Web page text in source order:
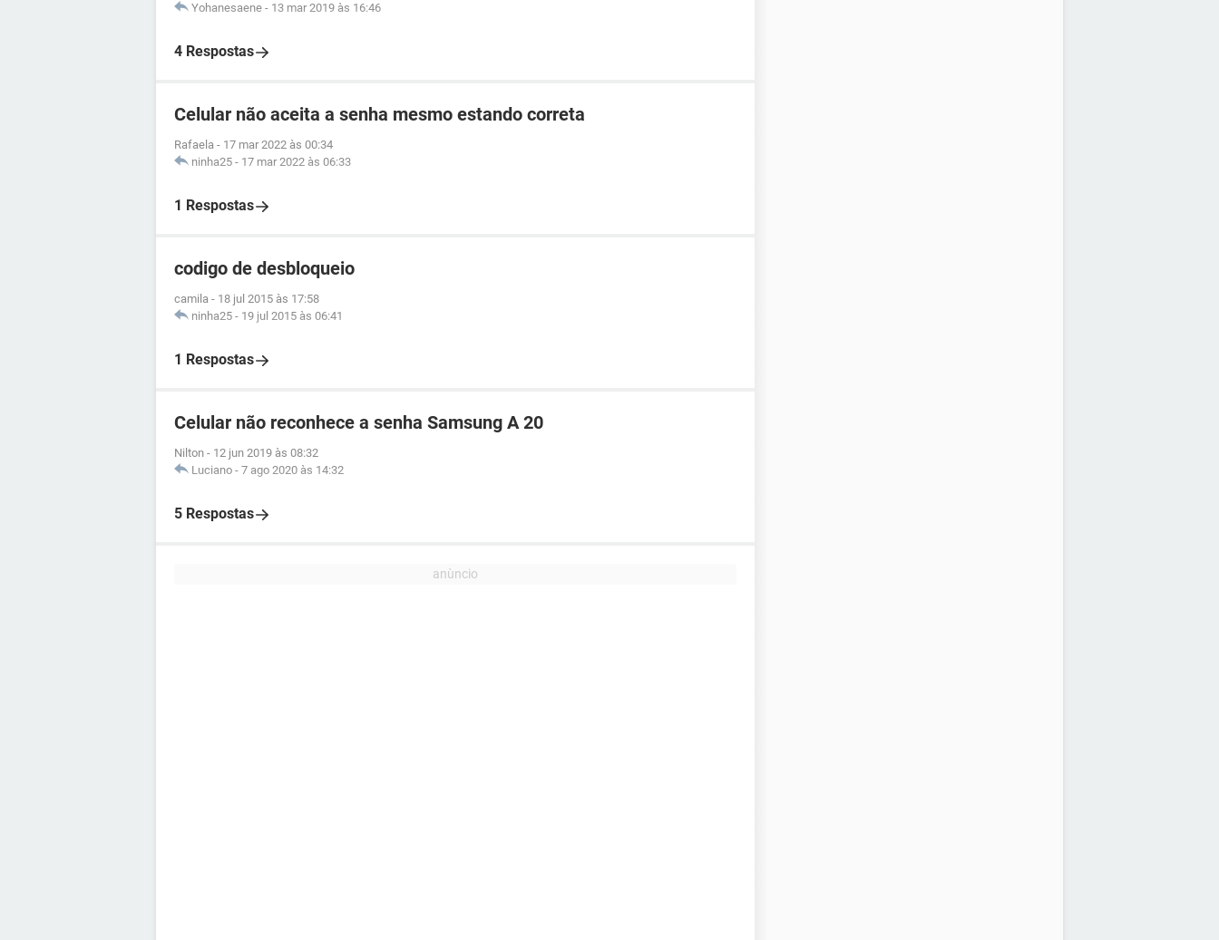
Yohanesaene - 13 mar 2019 às 16:46
4 Respostas
Celular não aceita a senha mesmo estando correta
Rafaela - 17 mar 2022 às 00:34
ninha25 - 17 mar 2022 às 06:33
1 Respostas
codigo de desbloqueio
camila - 18 jul 2015 às 17:58
ninha25 - 19 jul 2015 às 06:41
1 Respostas
Celular não reconhece a senha Samsung A 20
Nilton - 12 jun 2019 às 08:32
Luciano - 7 ago 2020 às 14:32
5 Respostas